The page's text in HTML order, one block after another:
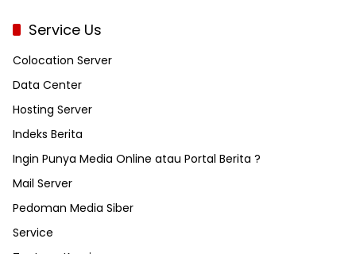
Service Us
Colocation Server
Data Center
Hosting Server
Indeks Berita
Ingin Punya Media Online atau Portal Berita ?
Mail Server
Pedoman Media Siber
Service